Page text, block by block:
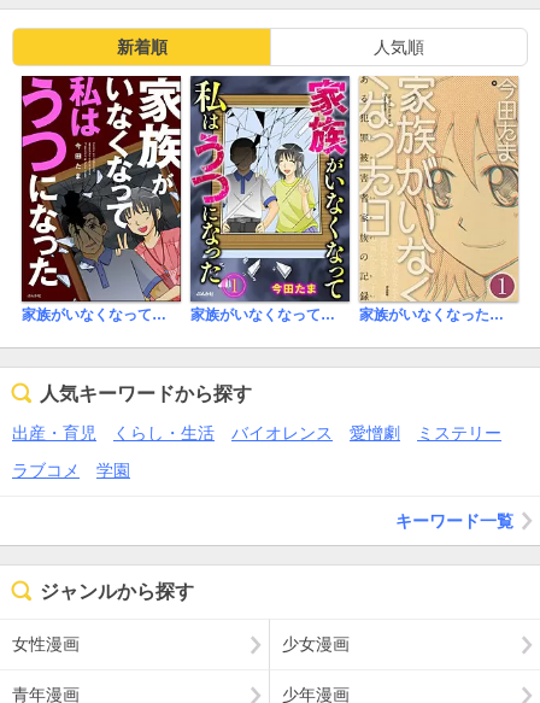
肉親が亡くなると言うのは受け入れがたい事実です。
向き合いまた自分の病のうつとも向き合い受け入れないと大変で
す。
これから主人公がどう前進していくのか読んでみたいです。
新着順 人気順
家族がいなくなって私はうつになった 家族がいなくなって私はうつになった（分冊版） 家族がいなくなった日 ある犯罪被害者家族の記録（分冊版）
人気キーワードから探す
出産・育児 くらし・生活 バイオレンス 愛憎劇
ミステリー
ラブコメ
学園
キーワード一覧
ジャンルから探す
女性漫画 少女漫画
青年漫画 少年漫画